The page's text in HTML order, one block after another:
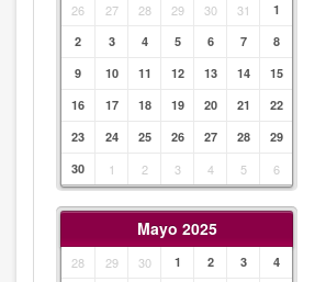
26 27 28 29 30 31
1
2
3 4 5 6 7
8
9
10 11 12 13 14
15
16
17 18 19 20 21
22
23
24 25 26 27 28
29
30
1 2 3 4 5 6
Mayo 2025
28 29 30 1 2 3 4